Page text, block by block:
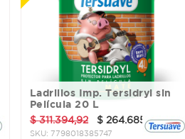
Ladrillos Imp. Tersidryl sin
Película 20 L
$311.394,92 $ 264.685,68
SKU: 7798018385747